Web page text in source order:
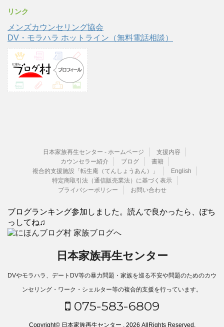
リンク
メンズカウンセリング協会
DV・モラハラ ホットライン（無料電話相談）
日本家族再生センター - ホームページ
支援内容
カウンセラー紹介
ブログ
書籍
複合的支援施設「転生庵（てんしょうあん）」
English
特定商取引法（通信販売業法）に基づく表示
プライバシーポリシー
お問い合わせ
ブログランキング参加しました。読んで良かったら、ぽち
っしてね♫
日本家族再生センター
DVやモラハラ、デートDV等の暴力問題・家族を巡る不安や問題のためのカウ
ンセリング・ワーク・シェルター等の複合的支援を行っています。
075-583-6809
Copyright© 日本家族再生センター , 2026 AllRights Reserved.